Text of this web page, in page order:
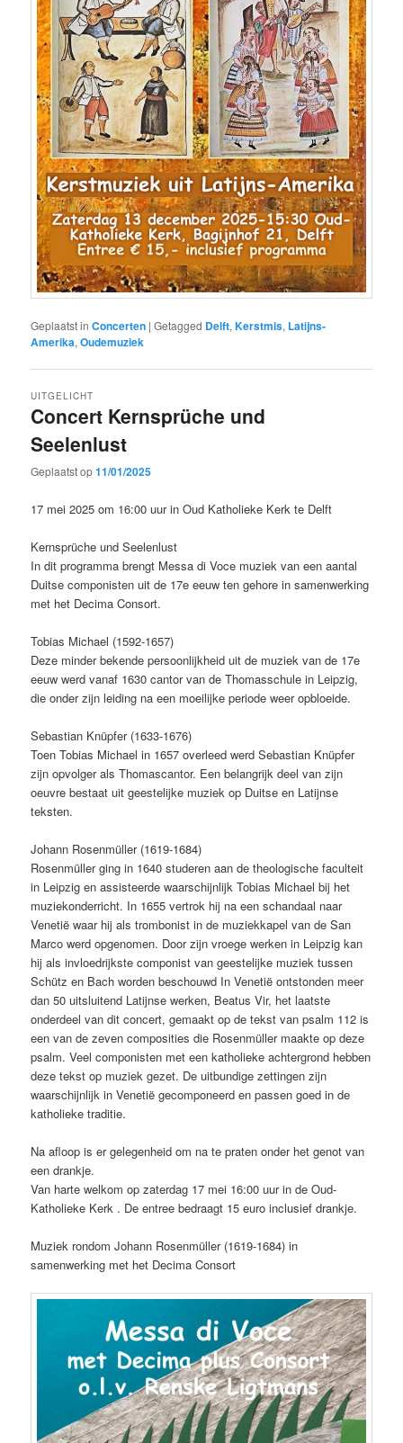
Geplaatst in Concerten |Getagged Delft,Kerstmis, Latijns-
Amerika,Oudemuziek
Concert Kernsprüche und
Seelenlust
UITGELICHT
Geplaatst op11/01/2025
17 mei 2025 om 16:00 uur in Oud Katholieke Kerk te Delft
Kernsprüche und Seelenlust
In dit programma brengt Messa di Voce muziek van een aantal
Duitse componisten uit de 17e eeuw ten gehore in samenwerking
met het Decima Consort.
Tobias Michael (1592-1657)
Deze minder bekende persoonlijkheid uit de muziek van de 17e
eeuw werd vanaf 1630 cantor van de Thomasschule in Leipzig,
die onder zijn leiding na een moeilijke periode weer opbloeide.
Sebastian Knüpfer (1633-1676)
Toen Tobias Michael in 1657 overleed werd Sebastian Knüpfer
zijn opvolger als Thomascantor. Een belangrijk deel van zijn
oeuvre bestaat uit geestelijke muziek op Duitse en Latijnse
teksten.
Johann Rosenmüller (1619-1684)
Rosenmüller ging in 1640 studeren aan de theologische faculteit
in Leipzig en assisteerde waarschijnlijk Tobias Michael bij het
muziekonderricht. In 1655 vertrok hij na een schandaal naar
Venetië waar hij als trombonist in de muziekkapel van de San
Marco werd opgenomen. Door zijn vroege werken in Leipzig kan
hij als invloedrijkste componist van geestelijke muziek tussen
Schütz en Bach worden beschouwd In Venetië ontstonden meer
dan 50 uitsluitend Latijnse werken, Beatus Vir, het laatste
onderdeel van dit concert, gemaakt op de tekst van psalm 112 is
een van de zeven composities die Rosenmüller maakte op deze
psalm. Veel componisten met een katholieke achtergrond hebben
deze tekst op muziek gezet. De uitbundige zettingen zijn
waarschijnlijk in Venetië gecomponeerd en passen goed in de
katholieke traditie.
Na afloop is er gelegenheid om na te praten onder het genot van
een drankje.
Van harte welkom op zaterdag 17 mei 16:00 uur in de Oud-
Katholieke Kerk . De entree bedraagt 15 euro inclusief drankje.
Muziek rondom Johann Rosenmüller (1619-1684) in
samenwerking met het Decima Consort